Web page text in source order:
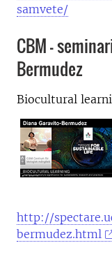
samvete/
CBM –
Bermudez
Biocultural
http://
bermudez.html